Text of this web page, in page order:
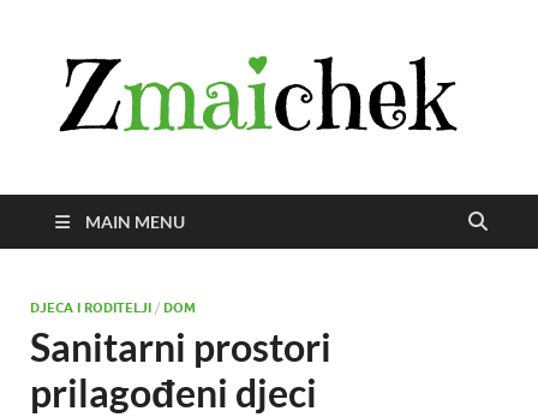
MAIN MENU
DJECA I RODITELJI / DOM
Sanitarni prostori
prilagođeni djeci